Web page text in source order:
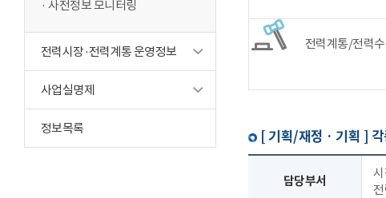
사전정보 모니터링
전력시장·전력계통 운영정보
사업실명제
정보목록
전력계통/전력
[ 기획/재정 · 기획 ]
담당부서